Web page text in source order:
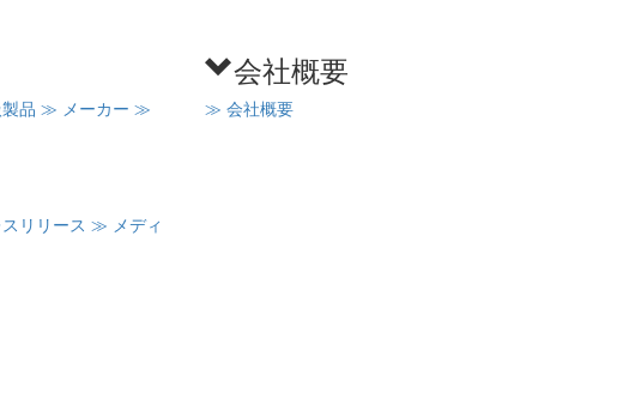
品 ≫ メーカー ≫
リリース ≫ メディ
会社概要
≫ 会社概要